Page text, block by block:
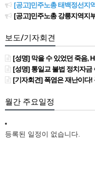
[공고]민주노총 태백정선지역
[공고]민주노총 강릉지역지부
보도/기자회견
[성명] 막을 수 있었던 죽음, HL만도가 책임져라 : 청
[성명] 통일교 불법 정치자금
[기자회견] 폭염은 재난이다! 폭염으로부터 안전한
월간 주요일정
등록된 일정이 없습니다.